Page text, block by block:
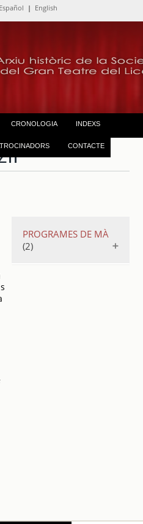
Español | English
CRONOLOGIA INDEXS
CONTACTE
PROGRAMES DE MÀ
(2)